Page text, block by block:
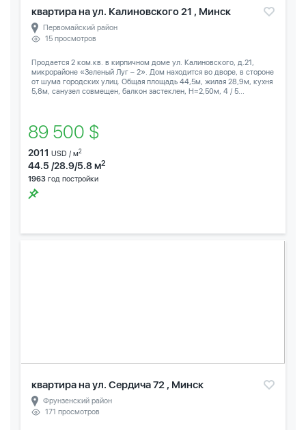
квартира на ул. Калиновского 21 , Минск
Первомайский район
15 просмотров
Продается 2 ком.кв. в кирпичном доме ул. Калиновского, д.21,
микрорайоне «Зеленый Луг – 2». Дом находится во дворе, в стороне
от шума городских улиц. Общая площадь 44,5м, жилая 28,9м, кухня
5,8м, санузел совмещен, балкон застеклен, Н=2,50м, 4 / 5...
89 500 $
2011 USD / м2
44.5 /28.9/5.8 м2
1963 год постройки
квартира на ул. Сердича 72 , Минск
Фрунзенский район
171 просмотров